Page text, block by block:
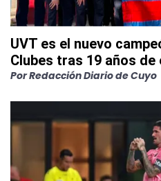
UVT es el nuevo
Clubes tras 19 años de
PorRedacción Diario de Cuyo